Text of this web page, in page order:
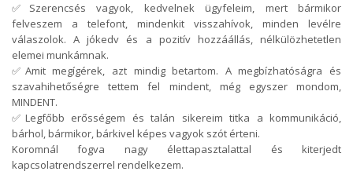
✅Szerencsés vagyok, kedvelnek ügyfeleim, mert bármikor
felveszem a telefont, mindenkit visszahívok, minden levélre
válaszolok. A jókedv és a pozitív hozzáállás, nélkülözhetetlen
elemei munkámnak.
✅Amit megígérek, azt mindig betartom. A megbízhatóságra és
szavahihetőségre tettem fel mindent, még egyszer mondom,
MINDENT.
✅Legfőbb erősségem és talán sikereim titka a kommunikáció,
bárhol, bármikor, bárkivel képes vagyok szót érteni.
Koromnál fogva nagy élettapasztalattal és kiterjedt
kapcsolatrendszerrel rendelkezem.